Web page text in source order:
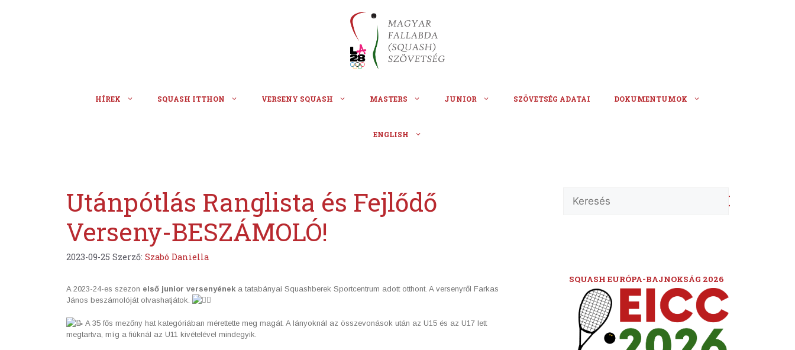
HÍREK SQUASH ITTHON VERSENY SQUASH MASTERS JUNIOR SZÖVETSÉG ADATAI DOKUMENTUMOK
ENGLISH
Utánpótlás Ranglista és Fejlődő
Verseny-BESZÁMOLÓ!
2023-09-25 Szerző: Szabó Daniella
A 2023-24-es szezon első junior versenyének a tatabányai Squashberek Sportcentrum adott otthont. A versenyről Farkas
János beszámolóját olvashatjátok.
A 35 fős mezőny hat kategóriában mérettette meg magát. A lányoknál az összevonások után az U15 és az U17 lett
megtartva, míg a fiúknál az U11 kivételével mindegyik.
SQUASH EURÓPA-BAJNOKSÁG 2026